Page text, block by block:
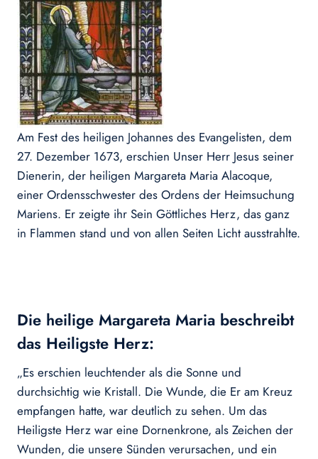
Am Fest des heiligen Johannes des Evangelisten, dem
27. Dezember 1673, erschien Unser Herr Jesus seiner
Dienerin, der heiligen Margareta Maria Alacoque,
einer Ordensschwester des Ordens der Heimsuchung
Mariens. Er zeigte ihr Sein Göttliches Herz, das ganz
in Flammen stand und von allen Seiten Licht ausstrahlte.
Die heilige Margareta Maria beschreibt
das Heiligste Herz:
„Es erschien leuchtender als die Sonne und
durchsichtig wie Kristall. Die Wunde, die Er am Kreuz
empfangen hatte, war deutlich zu sehen. Um das
Heiligste Herz war eine Dornenkrone, als Zeichen der
Wunden, die unsere Sünden verursachen, und ein